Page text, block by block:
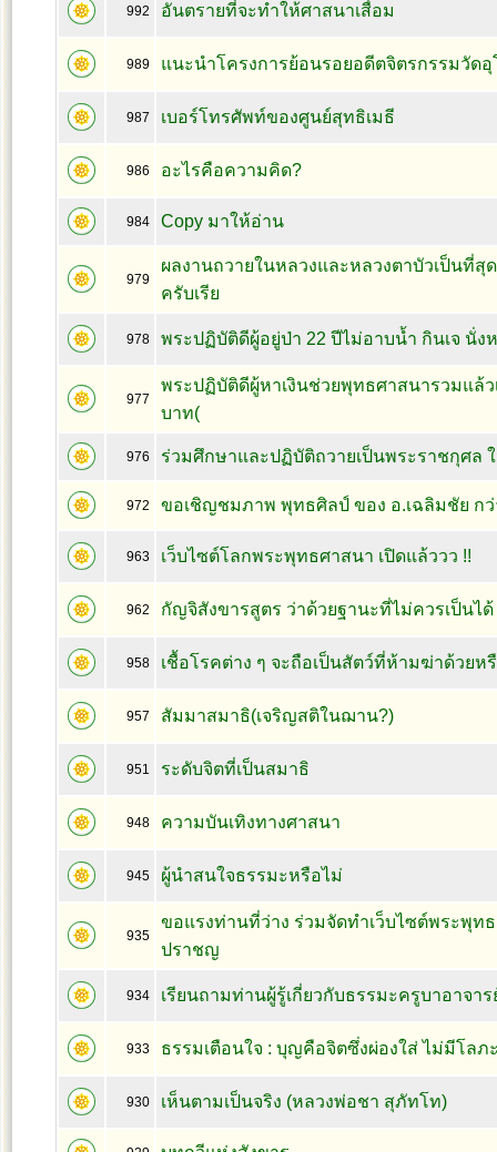
992 อันตรายที่จะทำให้ศาสนาเสื่อม
989 แนะนำโครงการย้อนรอยอดีตจิตรกรรมวัดอุ
987 เบอร์โทรศัพท์ของศูนย์สุทธิเมธี
986 อะไรคือความคิด?
984 Copy มาให้อ่าน
979
ผลงานถวายในหลวงและหลวงตาบัวเป็นที่สุ
ครับเรีย
978 พระปฏิบัติดีผู้อยู่ป่า 22 ปีไม่อาบน้ำ กินเจ นั่ง
977
พระปฏิบัติดีผู้หาเงินช่วยพุทธศาสนารวมแล้
บาท(
976 ร่วมศึกษาและปฏิบัติถวายเป็นพระราชกุศล
972 ขอเชิญชมภาพ พุทธศิลป์ ของ อ.เฉลิมชัย กว่
963 เว็บไซต์โลกพระพุทธศาสนา เปิดแล้ววว !!
962 กัญจิสังขารสูตร ว่าด้วยฐานะที่ไม่ควรเป็นได้
958 เชื้อโรคต่าง ๆ จะถือเป็นสัตว์ที่ห้ามฆ่าด้วยห
957 สัมมาสมาธิ(เจริญสติในฌาน?)
951 ระดับจิตที่เป็นสมาธิ
948 ความบันเทิงทางศาสนา
945 ผู้นำสนใจธรรมะหรือไม่
935
ขอแรงท่านที่ว่าง ร่วมจัดทำเว็บไซต์พระพุท
ปราชญ
934 เรียนถามท่านผู้รู้เกี่ยวกับธรรมะครูบาอาจาร
933 ธรรมเตือนใจ : บุญคือจิตซึ่งผ่องใส่ ไม่มีโลภ
930 เห็นตามเป็นจริง (หลวงพ่อชา สุภัทโท)